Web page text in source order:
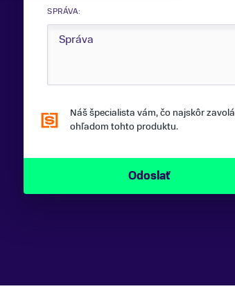
SPRÁVA:
Náš špecialista vám, čo najskôr zavolá
ohľadom tohto produktu.